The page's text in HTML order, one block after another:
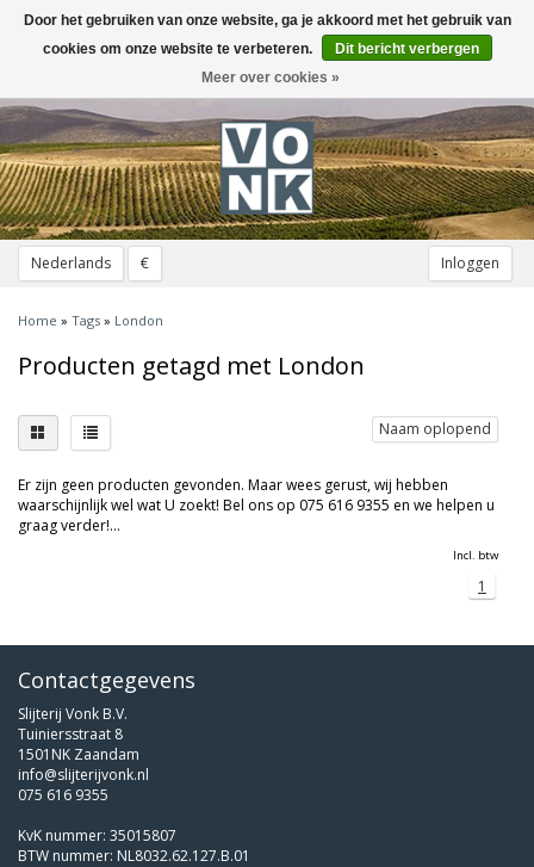
Nederlands € Inloggen
Toggle
navigation
Home » Tags » London
Producten getagd met London
Naam oplopend
Er zijn geen producten gevonden. Maar wees gerust, wij hebben
waarschijnlijk wel wat U zoekt! Bel ons op 075 616 9355 en we helpen u
graag verder!...
Incl. btw
1
Contactgegevens
Slijterij Vonk B.V.
Tuiniersstraat 8
1501NK Zaandam
info@slijterijvonk.nl
075 616 9355
KvK nummer: 35015807
BTW nummer: NL8032.62.127.B.01
Door het gebruiken van onze website, ga je akkoord met het gebruik van
cookies om onze website te verbeteren.
Dit bericht verbergen
Meer over cookies »